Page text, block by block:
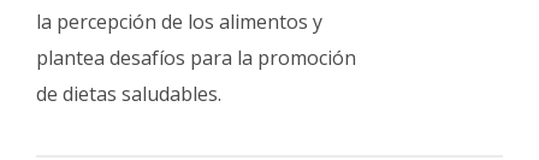
la percepción de los alimentos y
plantea desafíos para la promoción
de dietas saludables.